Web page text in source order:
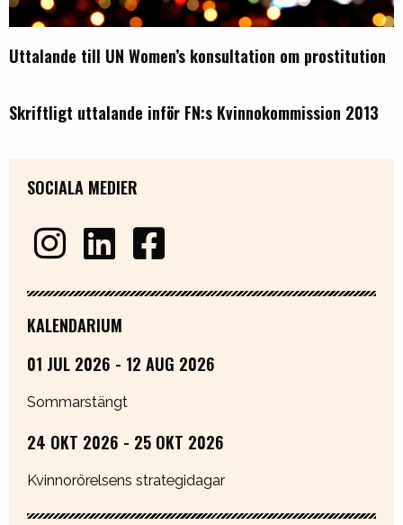
Uttalande till UN Women’s konsultation om prostitution
Skriftligt uttalande inför FN:s Kvinnokommission 2013
SOCIALA MEDIER
KALENDARIUM
01 JUL 2026 - 12 AUG 2026
Sommarstängt
24 OKT 2026 - 25 OKT 2026
Kvinnorörelsens strategidagar